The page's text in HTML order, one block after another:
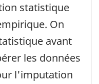
statistique
On
avant
les données
l'imputation